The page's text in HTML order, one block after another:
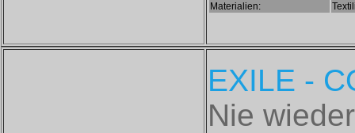
Materialien:
EXILE -
Nie